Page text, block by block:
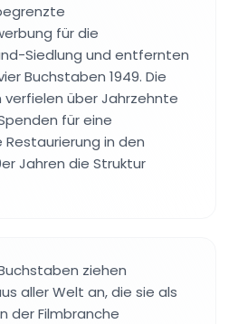
für die
Siedlung und entfernten
Buchstaben 1949. Die
verfielen über Jahrzehnte
für eine
in den
Jahren die Struktur
ziehen
aller Welt an, die sie als
der Filmbranche